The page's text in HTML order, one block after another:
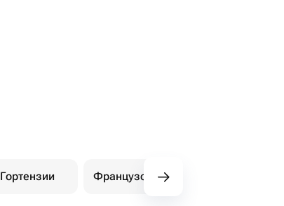
Гортензии Французские розы